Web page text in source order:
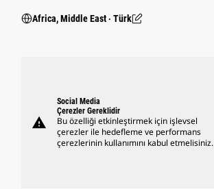
Africa, Middle East ‧ Türk
warning
Social Media
Çerezler Gereklidir
Bu özelliği etkinleştirmek için işlevsel
çerezler ile hedefleme ve performans
çerezlerinin kullanımını kabul etmelisiniz.